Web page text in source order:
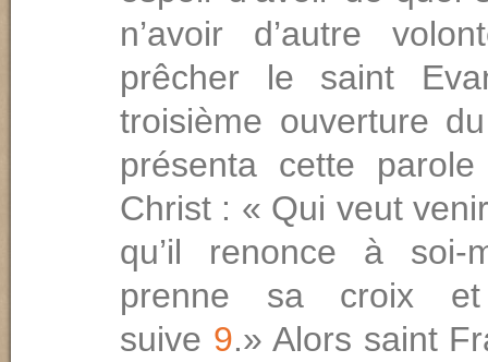
n’avoir d’autre
prêcher le saint
troisième ouverture
présenta cette
Christ : « Qui veut
qu’il renonce à soi-
prenne sa croix
suive 9.» Alors saint